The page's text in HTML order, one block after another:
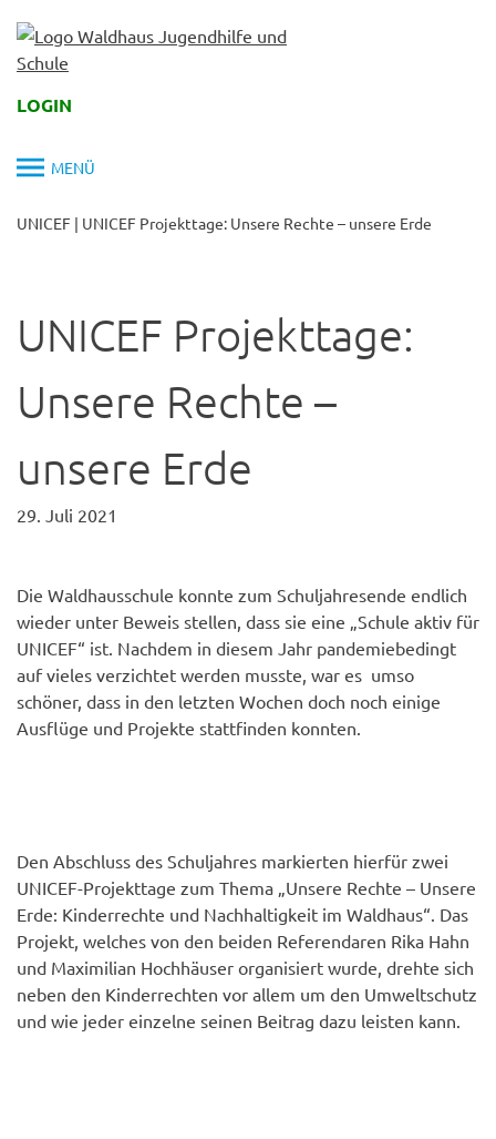
content
LOGIN
MENÜ
UNICEF | UNICEF Projekttage: Unsere Rechte – unsere Erde
UNICEF Projekttage:
Unsere Rechte –
unsere Erde
29. Juli 2021
Die Waldhausschule konnte zum Schuljahresende endlich
wieder unter Beweis stellen, dass sie eine „Schule aktiv für
UNICEF“ ist. Nachdem in diesem Jahr pandemiebedingt
auf vieles verzichtet werden musste, war es umso
schöner, dass in den letzten Wochen doch noch einige
Ausflüge und Projekte stattfinden konnten.
Den Abschluss des Schuljahres markierten hierfür zwei
UNICEF-Projekttage zum Thema „Unsere Rechte – Unsere
Erde: Kinderrechte und Nachhaltigkeit im Waldhaus“. Das
Projekt, welches von den beiden Referendaren Rika Hahn
und Maximilian Hochhäuser organisiert wurde, drehte sich
neben den Kinderrechten vor allem um den Umweltschutz
und wie jeder einzelne seinen Beitrag dazu leisten kann.